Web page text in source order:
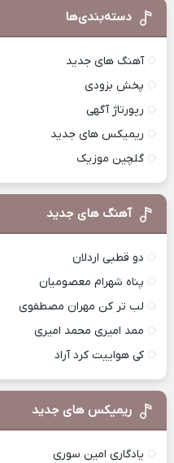
دسته‌بندی‌ها
آهنگ های جدید
پخش بزودی
رپورتاژ آگهی
ریمیکس های جدید
گلچین موزیک
آهنگ های جدید
دو قطبی اردلان
پناه شهرام معصومیان
لب تر کن مهران مصطفوی
ممد امیری محمد امیری
کی هواییت کرد آراد
ریمیکس های جدید
یادگاری امین سوری